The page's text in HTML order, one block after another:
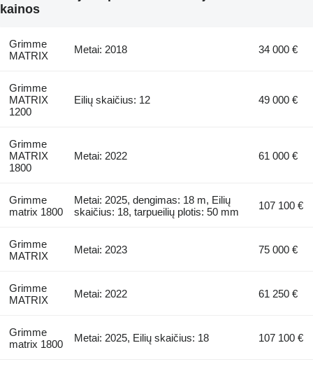
kainos
Grimme
MATRIX
Metai: 2018 34 000 €
Grimme
MATRIX
1200
Eilių skaičius: 12 49 000 €
Grimme
MATRIX
1800
Metai: 2022 61 000 €
Grimme
matrix 1800
Metai: 2025, dengimas: 18 m, Eilių
skaičius: 18, tarpueilių plotis: 50 mm
107 100 €
Grimme
MATRIX
Metai: 2023 75 000 €
Grimme
MATRIX
Metai: 2022 61 250 €
Grimme
matrix 1800
Metai: 2025, Eilių skaičius: 18 107 100 €